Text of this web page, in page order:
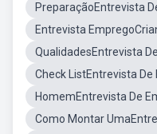
PreparaçãoEntrevista
Entrevista
QualidadesEntrevista
Check ListEntrevista De
HomemEntrevista De
Como Montar